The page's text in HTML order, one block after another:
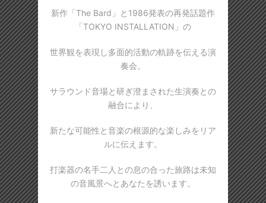
新作「The Bard」と1986発表の再発話題作
「TOKYO INSTALLATION」の
世界観を表現し多面的活動の軌跡を伝える演
奏会。
サラウンド音場と研ぎ澄まされた生演奏との
融合により、
新たな可能性と音楽の根源的な楽しみをリア
ルに伝えます。
打楽器の名手二人との息の合った旅路は未知
の音風景へとあなたを誘います。